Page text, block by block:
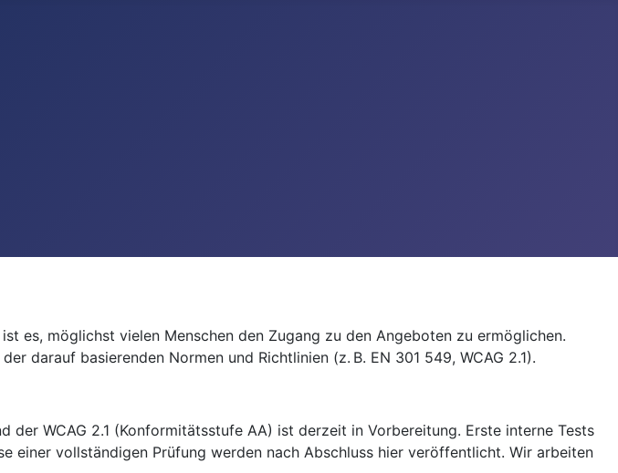
es, möglichst vielen Menschen den Zugang zu den Angeboten zu ermöglichen.
darauf basierenden Normen und Richtlinien (z. B. EN 301 549, WCAG 2.1).
WCAG 2.1 (Konformitätsstufe AA) ist derzeit in Vorbereitung. Erste interne Tests
einer vollständigen Prüfung werden nach Abschluss hier veröffentlicht. Wir arbeiten